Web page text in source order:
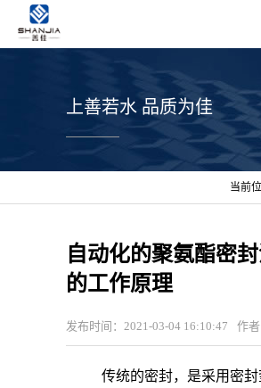
上善若水 品质为佳
当前位
自动化的聚氨酯密
的工作原理
发布时间：2021-03-04 16:10:47 作者
传统的密封，是采用密